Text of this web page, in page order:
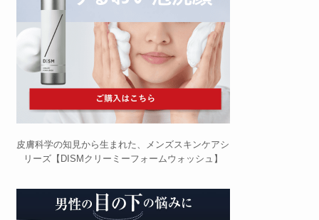
皮膚科学の知見から生まれた、メンズスキンケアシ
リーズ【DISMクリーミーフォームウォッシュ】